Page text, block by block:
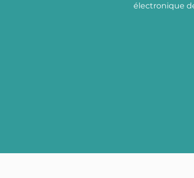
électronique